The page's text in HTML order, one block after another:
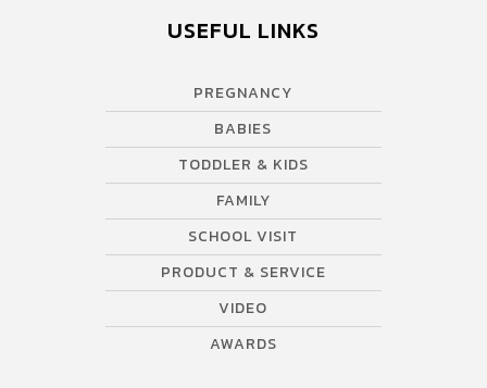
USEFUL LINKS
PREGNANCY
BABIES
TODDLER & KIDS
FAMILY
SCHOOL VISIT
PRODUCT & SERVICE
VIDEO
AWARDS